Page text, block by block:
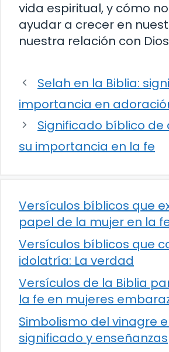
vida espiritual, y cómo
ayudar a crecer en
nuestra relación con
Selah en la Biblia:
importancia en
Significado bíblico de
su importancia en la fe
Versículos bíblicos que
papel de la mujer en la
Versículos bíblicos que
idolatría: La verdad
Versículos de la Biblia
la fe en mujeres
Simbolismo del vinagre
significado y enseñanzas